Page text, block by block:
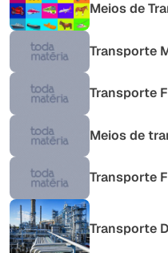
Meios de
Transporte
Transporte
Meios de
Transporte
Transporte